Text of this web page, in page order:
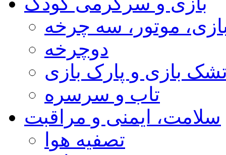
موتور، سه چرخه
دوچرخه
بازی و پارک بازی
تاب و سرسره
سلامت، ایمنی و مراقبت
تصفیه هوا